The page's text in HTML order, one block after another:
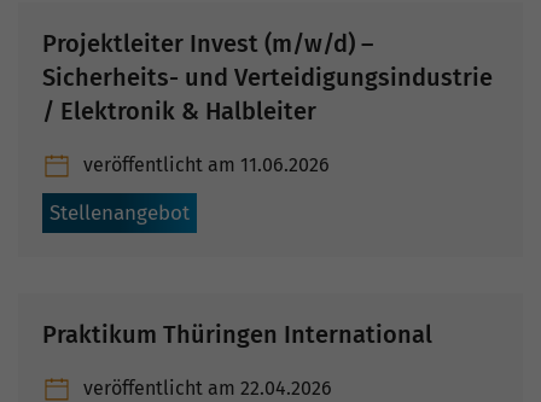
Projektleiter Invest (m/w/d) –
Sicherheits- und Verteidigungsindustrie
/ Elektronik & Halbleiter
veröffentlicht am 11.06.2026
Stellenangebot
Praktikum Thüringen International
veröffentlicht am 22.04.2026